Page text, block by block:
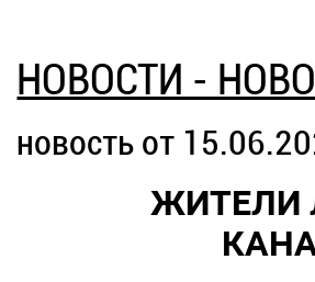
НОВОСТИ -
новость от
ЖИТЕЛИ